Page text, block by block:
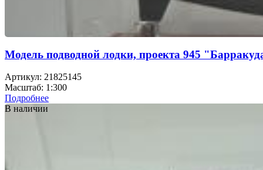
Модель подводной лодки, проекта 945
Артикул: 21825145
Масштаб: 1:300
Подробнее
В наличии